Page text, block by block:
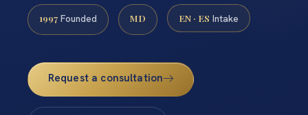
1997 Founded MD EN · ES Intake
Request a consultation